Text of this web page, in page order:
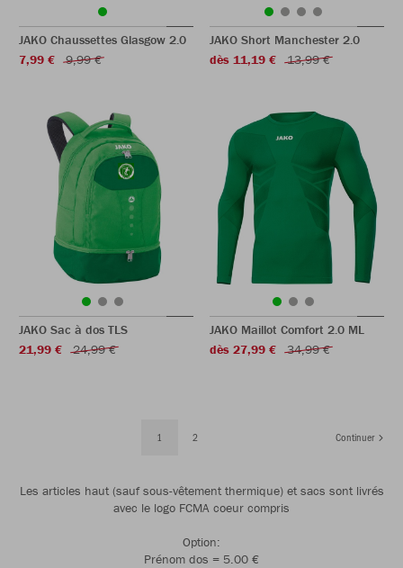
JAKO Chaussettes Glasgow 2.0
7,99 €
9,99 €
JAKO Short Manchester 2.0
dès 11,19 €
13,99 €
JAKO Sac à dos TLS
21,99 €
24,99 €
JAKO Maillot Comfort 2.0 ML
dès 27,99 €
34,99 €
1 2 Continuer
Les articles haut (sauf sous-vêtement thermique) et sacs sont livrés
avec le logo FCMA coeur compris
Option:
Prénom dos = 5.00 €